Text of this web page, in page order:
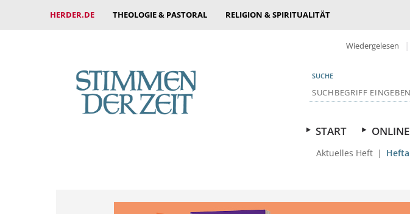
HERDER.DE THEOLOGIE & PASTORAL RELIGION & SPIRITUALITÄT
Wiedergelesen
SUCHE
START ONLINE
Aktuelles Heft